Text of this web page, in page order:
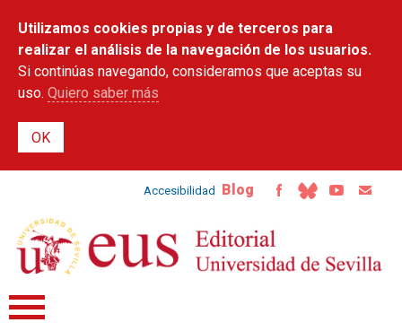
contenido
principal
Utilizamos cookies propias y de terceros para
realizar el análisis de la navegación de los usuarios.
Si continúas navegando, consideramos que aceptas su
uso. Quiero saber más
Accesibilidad Blog